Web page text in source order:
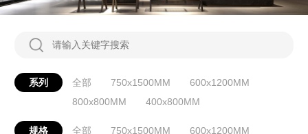
系列 全部 750x1500MM
600x1200MM
800x800MM
400x800MM
规格 全部 750x1500MM
600x1200MM